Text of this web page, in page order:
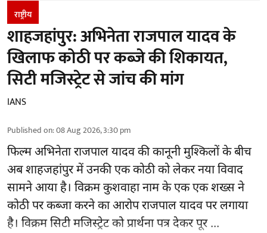
राष्ट्रीय
शाहजहांपुर: अभिनेता राजपाल यादव के
खिलाफ कोठी पर कब्जे की शिकायत,
सिटी मजिस्ट्रेट से जांच की मांग
IANS
Published on:08 Aug 2026, 3:30 pm
फिल्म अभिनेताराजपाल यादवकी कानूनी मुश्किलों के बीच
अब शाहजहांपुर में उनकी एक कोठी को लेकर नया विवाद
सामने आया है। विक्रम कुशवाहा नाम के एक एक शख्स ने
कोठी पर कब्जा करने का आरोप राजपाल यादव पर लगाया
है। विक्रम सिटी मजिस्ट्रेट को प्रार्थना पत्र देकर पूर ...